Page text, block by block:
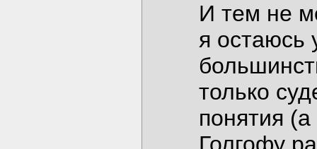
И тем не
я остаюсь
только
понятия